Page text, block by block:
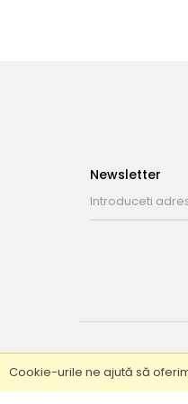
Newsletter
Cookie-urile ne ajută să